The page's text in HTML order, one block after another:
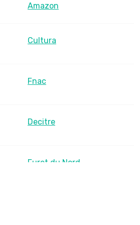
Amazon
Cultura
Fnac
Decitre
Furet du Nord